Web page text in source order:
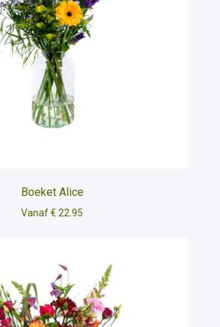
Boeket Alice
Vanaf € 22.95